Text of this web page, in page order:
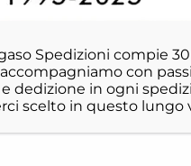
Spedizioni compie
accompagniamo con
dedizione in ogni
scelto in questo lungo